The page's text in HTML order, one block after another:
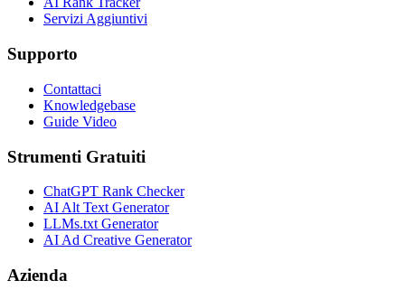
Servizi Aggiuntivi
Supporto
Contattaci
Knowledgebase
Guide Video
Strumenti Gratuiti
ChatGPT Rank Checker
AI Alt Text Generator
LLMs.txt Generator
AI Ad Creative Generator
Azienda